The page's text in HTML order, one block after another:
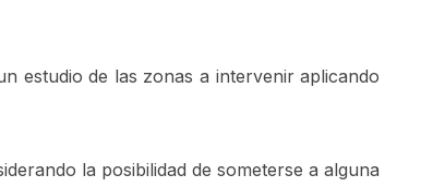
estudio de las zonas a intervenir aplicando
la posibilidad de someterse a alguna